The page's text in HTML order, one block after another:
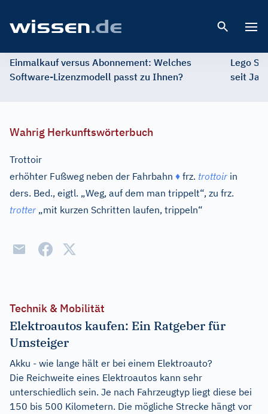
Einmalkauf versus Abonnement: Welches
Software-Lizenzmodell passt zu Ihnen?
Lego
seit
Wahrig Herkunftswörterbuch
Trottoir
erhöhter Fußweg neben der Fahrbahn ♦ frz. trottoir in
ders. Bed., eigtl. „Weg, auf dem man trippelt“, zu frz.
trotter „mit kurzen Schritten laufen, trippeln“
Technik & Mobilität
Elektroautos kaufen: Ein Ratgeber für
Umsteiger
Akku - wie lange hält er bei einem Elektroauto?
Die Reichweite eines Elektroautos kann sehr
unterschiedlich sein. Je nach Fahrzeugtyp liegt diese bei
150 bis 500 Kilometern. Die mögliche Strecke hängt vor